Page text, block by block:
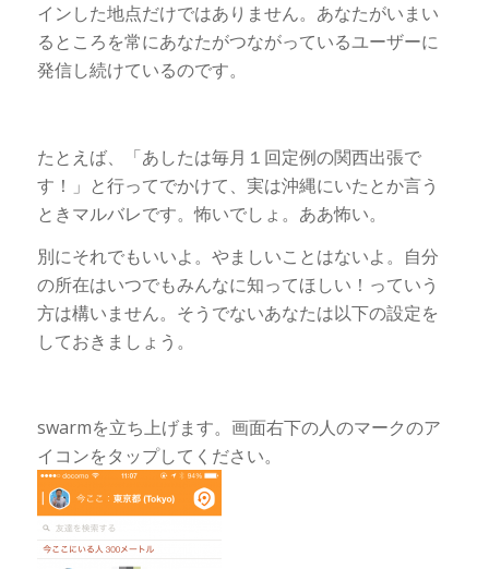
インした地点だけではありません。あなたがいまい
るところを常にあなたがつながっているユーザーに
発信し続けているのです。
たとえば、「あしたは毎月１回定例の関西出張で
す！」と行ってでかけて、実は沖縄にいたとか言う
ときマルバレです。怖いでしょ。ああ怖い。
別にそれでもいいよ。やましいことはないよ。自分
の所在はいつでもみんなに知ってほしい！っていう
方は構いません。そうでないあなたは以下の設定を
しておきましょう。
swarmを立ち上げます。画面右下の人のマークのア
イコンをタップしてください。